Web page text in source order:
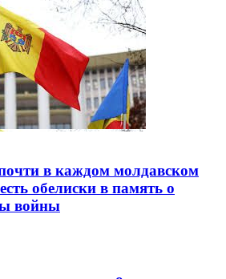
в каждом молдавском
обелиски в память о
войны